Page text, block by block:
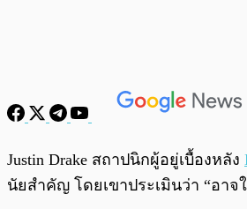
พร้อมเล่น
Justin Drake สถาปนิกผู้อยู่เบื้องหลัง
นัยสำคัญ โดยเขาประเมินว่า “อาจ